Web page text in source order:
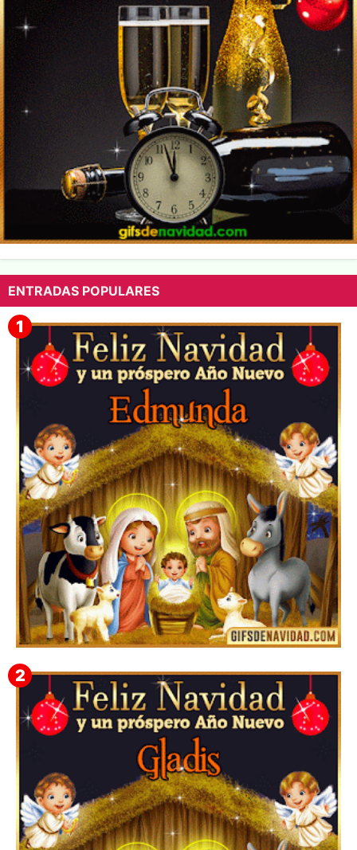
ENTRADAS POPULARES
Feliz Navidad y próspero Año Nuevo Edmunda